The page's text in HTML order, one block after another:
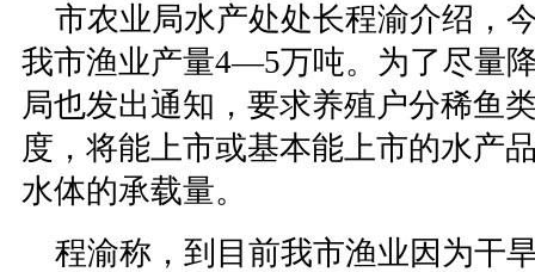
市农业局水产处处长程渝介绍，
我市渔业产量4—5万吨。为了尽量
局也发出通知，要求养殖户分稀鱼
度，将能上市或基本能上市的水产
水体的承载量。
程渝称，到目前我市渔业因为干